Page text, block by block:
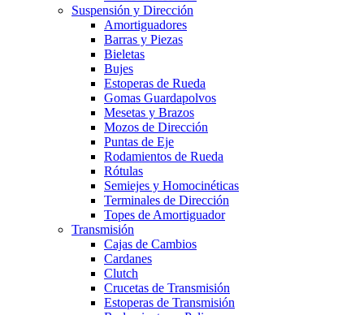
Suspensión y Dirección
Amortiguadores
Barras y Piezas
Bieletas
Bujes
Estoperas de Rueda
Gomas Guardapolvos
Mesetas y Brazos
Mozos de Dirección
Puntas de Eje
Rodamientos de Rueda
Rótulas
Semiejes y Homocinéticas
Terminales de Dirección
Topes de Amortiguador
Transmisión
Cajas de Cambios
Cardanes
Clutch
Crucetas de Transmisión
Estoperas de Transmisión